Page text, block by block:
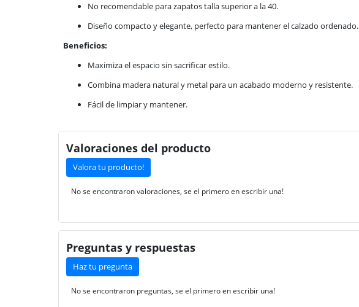
No recomendable para zapatos talla superior a la 40.
Diseño compacto y elegante, perfecto para mantener el calzado ordenado.
Beneficios:
Maximiza el espacio sin sacrificar estilo.
Combina madera natural y metal para un acabado moderno y resistente.
Fácil de limpiar y mantener.
Valoraciones del producto
Valora tu producto!
No se encontraron valoraciones, se el primero en escribir una!
Preguntas y respuestas
Haz tu pregunta
No se encontraron preguntas, se el primero en escribir una!